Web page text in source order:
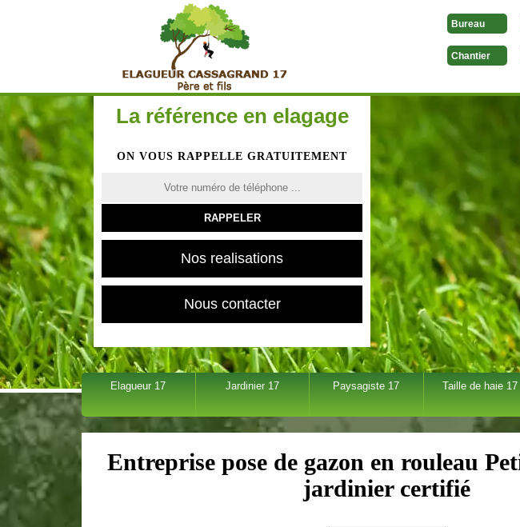
Bureau
Chantier
La référence en elagage
ON VOUS RAPPELLE GRATUITEMENT
Nos realisations
Nous contacter
Elagueur 17 Jardinier 17 Paysagiste 17 Taille de haie 17
Entreprise pose de gazon en rouleau
jardinier certifié